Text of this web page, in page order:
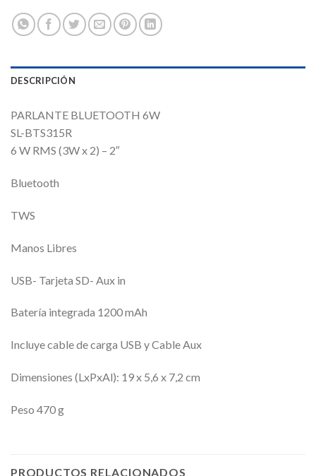
DESCRIPCIÓN
PARLANTE BLUETOOTH 6W
SL-BTS315R
6 W RMS (3W x 2) – 2″
Bluetooth
TWS
Manos Libres
USB- Tarjeta SD- Aux in
Batería integrada 1200 mAh
Incluye cable de carga USB y Cable Aux
Dimensiones (LxPxAl): 19 x 5,6 x 7,2 cm
Peso 470 g
PRODUCTOS RELACIONADOS